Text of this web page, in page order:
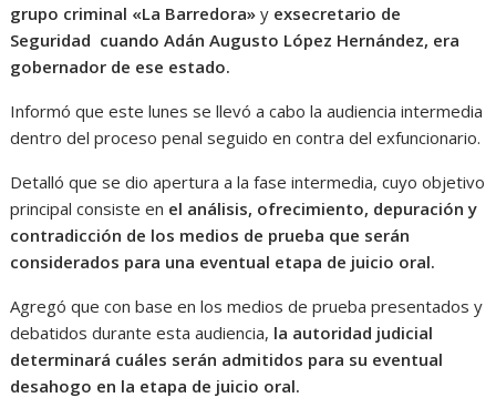
grupo criminal «La Barredora»y exsecretario de
Seguridad cuando Adán Augusto López Hernández, era
gobernador de ese estado.
Informó que este lunes se llevó a cabo la audiencia intermedia
dentro del proceso penal seguido en contra del exfuncionario.
Detalló que se dio apertura a la fase intermedia, cuyo objetivo
principal consiste en el análisis, ofrecimiento, depuración y
contradicción de los medios de prueba que serán
considerados para una eventual etapa de juicio oral.
Agregó que con base en los medios de prueba presentados y
debatidos durante esta audiencia, la autoridad judicial
determinará cuáles serán admitidos para su eventual
desahogo en la etapa de juicio oral.